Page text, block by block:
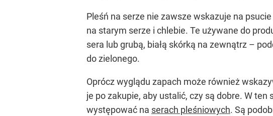
Pleśń na serze nie zawsze wskazuje na
na starym serze i chlebie. Te używane do
sera lub grubą, białą skórką na zewnątrz –
do zielonego.
Oprócz wyglądu zapach może również
je po zakupie, aby ustalić, czy są dobre. W
występować na serach pleśniowych. Są